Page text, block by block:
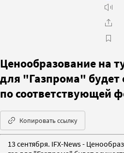
Ценообразование на
для "Газпрома" будет
по соответствующей
Копировать ссылку
13 сентября. IFX-News -